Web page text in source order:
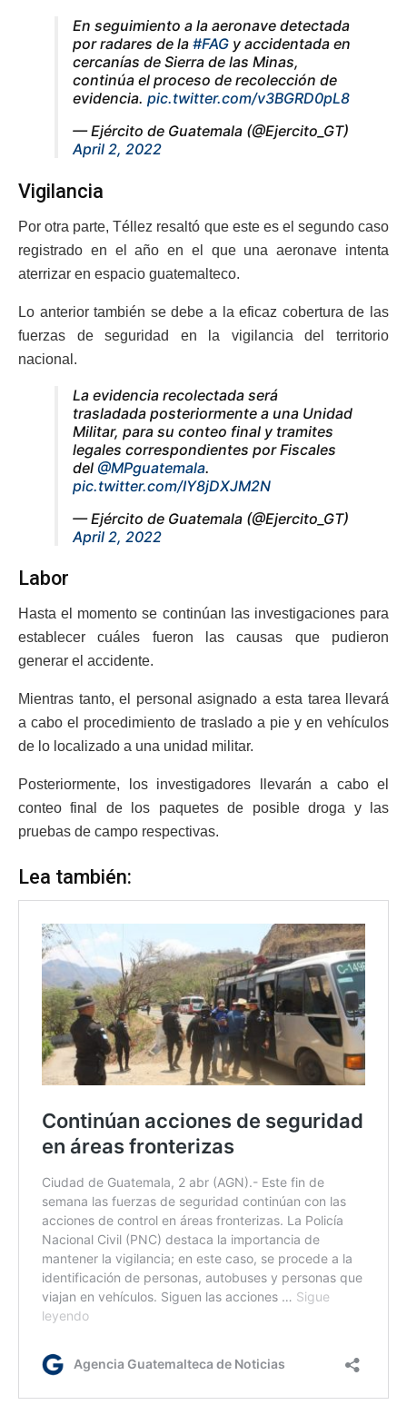
En seguimiento a la aeronave detectada
por radares de la #FAG y accidentada en
cercanías de Sierra de las Minas,
continúa el proceso de recolección de
evidencia. pic.twitter.com/v3BGRD0pL8
— Ejército de Guatemala (@Ejercito_GT)
April 2, 2022
Vigilancia
Por otra parte, Téllez resaltó que este es el segundo caso
registrado en el año en el que una aeronave intenta
aterrizar en espacio guatemalteco.
Lo anterior también se debe a la eficaz cobertura de las
fuerzas de seguridad en la vigilancia del territorio
nacional.
La evidencia recolectada será
trasladada posteriormente a una Unidad
Militar, para su conteo final y tramites
legales correspondientes por Fiscales
del @MPguatemala.
pic.twitter.com/IY8jDXJM2N
— Ejército de Guatemala (@Ejercito_GT)
April 2, 2022
Labor
Hasta el momento se continúan las investigaciones para
establecer cuáles fueron las causas que pudieron
generar el accidente.
Mientras tanto, el personal asignado a esta tarea llevará
a cabo el procedimiento de traslado a pie y en vehículos
de lo localizado a una unidad militar.
Posteriormente, los investigadores llevarán a cabo el
conteo final de los paquetes de posible droga y las
pruebas de campo respectivas.
Lea también: